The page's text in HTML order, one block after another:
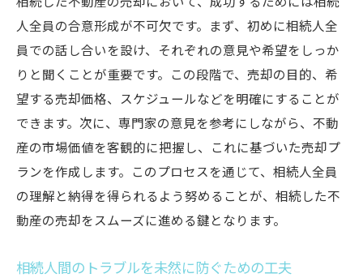
人全員の合意形成が不可欠です。まず、初めに相続人全
員での話し合いを設け、それぞれの意見や希望をしっか
りと聞くことが重要です。この段階で、売却の目的、希
望する売却価格、スケジュールなどを明確にすることが
できます。次に、専門家の意見を参考にしながら、不動
産の市場価値を客観的に把握し、これに基づいた売却プ
ランを作成します。このプロセスを通じて、相続人全員
の理解と納得を得られるよう努めることが、相続した不
動産の売却をスムーズに進める鍵となります。
相続人間のトラブルを未然に防ぐための工夫